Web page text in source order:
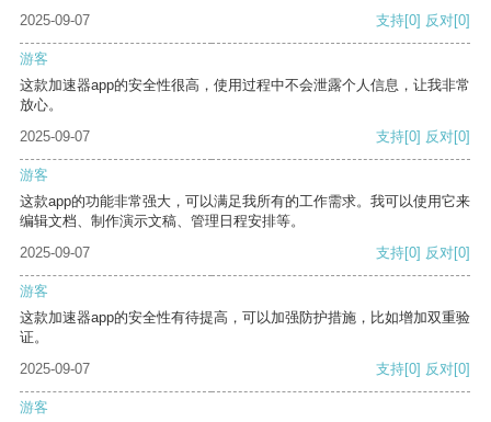
2025-09-07
支持[0] 反对[0]
游客
这款加速器app的安全性很高，使用过程中不会泄露个人信息，让我非常
放心。
2025-09-07
支持[0] 反对[0]
游客
这款app的功能非常强大，可以满足我所有的工作需求。我可以使用它来
编辑文档、制作演示文稿、管理日程安排等。
2025-09-07
支持[0] 反对[0]
游客
这款加速器app的安全性有待提高，可以加强防护措施，比如增加双重验
证。
2025-09-07
支持[0] 反对[0]
游客